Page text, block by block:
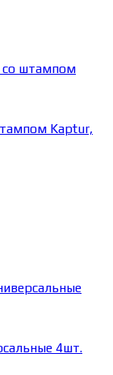
Kaptur,
4шт.